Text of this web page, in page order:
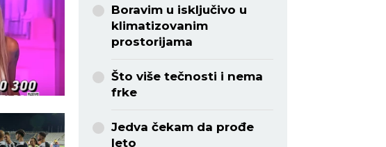
Boravim u isključivo u
klimatizovanim
prostorijama
Što više tečnosti i nema
frke
Jedva čekam da prođe
leto